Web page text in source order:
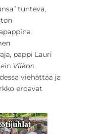
tunteva,
pappi Lauri
Viikon
viehättää ja
eroavat